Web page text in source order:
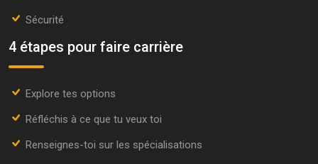
Sécurité
4 étapes pour faire carrière
Explore tes options
Réfléchis à ce que tu veux toi
Renseignes-toi sur les spécialisations